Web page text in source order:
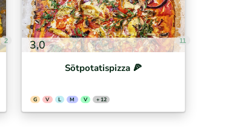
2 3,0 11
Sötpotatispizza 🍕⁣
G V L M V + 12